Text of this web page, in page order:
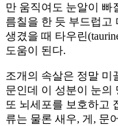
만 움직여도 눈알이 빠
름칠을 한 듯 부드럽고
생겼을 때 타우린
도움이 된다.
조개의 속살은 정말 미
문인데 이 성분이 눈의
또 뇌세포를 보호하고
류는 물론 새우, 게, 문